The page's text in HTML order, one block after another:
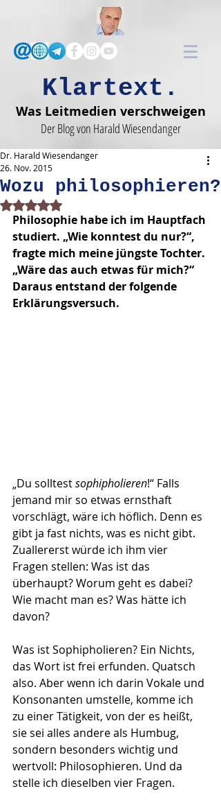
Klartext.
Was Leitmedien verschweigen
Der Blog von Harald Wiesendanger
Wozu philosophieren?
Dr. Harald Wiesendanger
26. Nov. 2015
Mit NaN von 5 Sternen bewertet.
Philosophie habe ich im Hauptfach
studiert. „Wie konntest du nur?“,
fragte mich meine jüngste Tochter.
„Wäre das auch etwas für mich?“
Daraus entstand der folgende
Erklärungsversuch.
„Du solltest sophipholieren!“ Falls
jemand mir so etwas ernsthaft
vorschlägt, wäre ich höflich. Denn es
gibt ja fast nichts, was es nicht gibt.
Zuallererst würde ich ihm vier
Fragen stellen: Was ist das
überhaupt? Worum geht es dabei?
Wie macht man es? Was hätte ich
davon?
Was ist Sophipholieren? Ein Nichts,
das Wort ist frei erfunden. Quatsch
also. Aber wenn ich darin Vokale und
Konsonanten umstelle, komme ich
zu einer Tätigkeit, von der es heißt,
sie sei alles andere als Humbug,
sondern besonders wichtig und
wertvoll: Philosophieren. Und da
stelle ich dieselben vier Fragen.